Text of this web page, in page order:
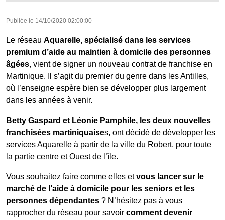
Publiée le 14/10/2020 02:00:00
Le réseau Aquarelle, spécialisé dans les services
premium d’aide au maintien à domicile des personnes
âgées, vient de signer un nouveau contrat de franchise en
Martinique. Il s’agit du premier du genre dans les Antilles,
où l’enseigne espère bien se développer plus largement
dans les années à venir.
Betty Gaspard et Léonie Pamphile, les deux nouvelles
franchisées martiniquaises, ont décidé de développer les
services Aquarelle à partir de la ville du Robert, pour toute
la partie centre et Ouest de l’île.
Vous souhaitez faire comme elles etvous lancer sur le
marché de l’aide à domicile pour les seniors et les
personnes dépendantes ? N’hésitez pas à vous
rapprocher du réseau pour savoir comment devenir